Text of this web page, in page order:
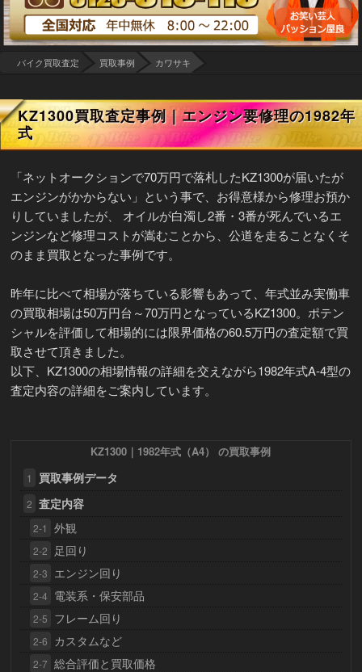
バイク買取査定 買取事例 カワサキ
KZ1300買取査定事例｜エンジン要修理の1982年
式
「ネットオークションで70万円で落札したKZ1300が届いたが
エンジンがかからない」という事で、お得意様から修理お預か
りしていましたが、 オイルが白濁し2番・3番が死んでいるエ
ンジンなど修理コストが嵩むことから、公道を走ることなくそ
のまま買取となった事例です。
昨年に比べて相場が落ちている影響もあって、年式並み実働車
の買取相場は50万円台～70万円となっているKZ1300。ポテン
シャルを評価して相場的には限界価格の60.5万円の査定額で買
取させて頂きました。
以下、KZ1300の相場情報の詳細を交えながら1982年式A-4型の
査定内容の詳細をご案内しています。
KZ1300｜1982年式（A4） の買取事例
1 買取事例データ
2 査定内容
2-1 外観
2-2 足回り
2-3 エンジン回り
2-4 電装系・保安部品
2-5 フレーム回り
2-6 カスタムなど
2-7 総合評価と買取価格